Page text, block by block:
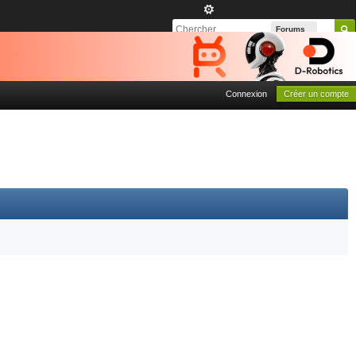
Forums
Connexion Créer un compte